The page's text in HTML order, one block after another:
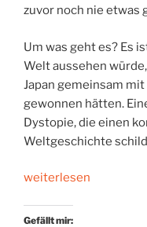
zuvor noch nie etwas
Um was geht es? Es
Welt aussehen
Japan gemeinsam
gewonnen hätten.
Dystopie, die einen
Weltgeschichte
„Ein
der
weiterlesen
Gefällt mir: